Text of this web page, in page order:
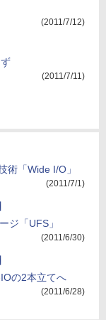
(2011/7/12)
(2011/7/11)
術「Wide I/O」
(2011/7/1)
ジ「UFS」
(2011/6/30)
の2本立てへ
(2011/6/28)